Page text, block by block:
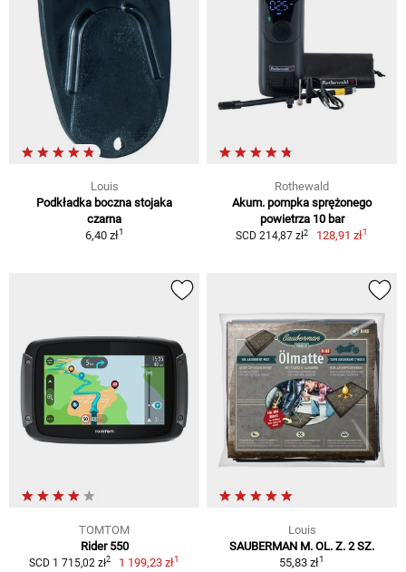
Louis
Podkładka boczna stojaka
czarna
6,40 zł1
Rothewald
Akum. pompka sprężonego
powietrza 10 bar
SCD 214,87 zł2 128,91 zł1
TOMTOM
Rider 550
SCD 1 715,02 zł2 1 199,23 zł1
Louis
SAUBERMAN M. OL. Z. 2 SZ.
55,83 zł1